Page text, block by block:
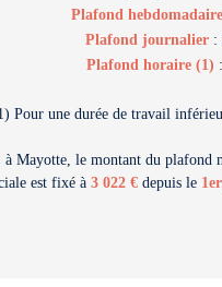
Plafond hebdomadaire
Plafond journalier:
Plafond horaire (1)
Pour une durée de travail
à Mayotte, le montant du plafond
est fixé à 3 022 € depuis le